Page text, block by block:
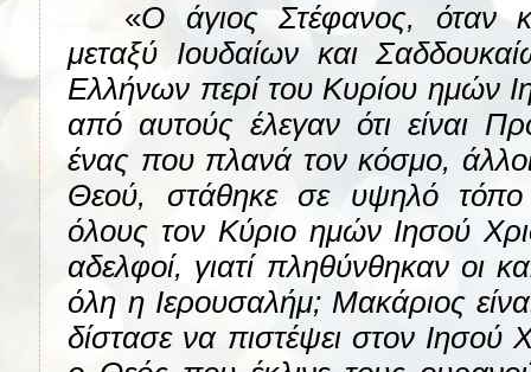
«Ο άγιος Στέφανος, όταν
μεταξύ Ιουδαίων και
Ελλήνων περί του Κυρίου ημών
από αυτούς έλεγαν ότι είναι
ένας που πλανά τον κόσμο, άλλοι
Θεού, στάθηκε σε υψηλό τόπο
όλους τον Κύριο ημών Ιησού
αδελφοί, γιατί πληθύνθηκαν οι
όλη η Ιερουσαλήμ; Μακάριος
δίστασε να πιστέψει στον Ιησού